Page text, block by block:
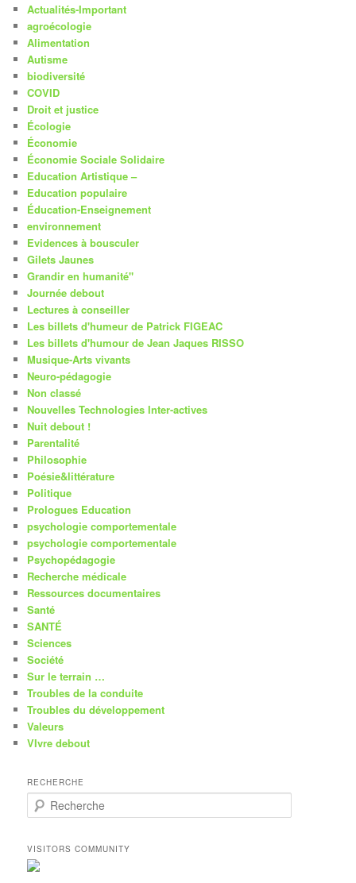
Actualités-Important
agroécologie
Alimentation
Autisme
biodiversité
COVID
Droit et justice
Écologie
Économie
Économie Sociale Solidaire
Education Artistique –
Education populaire
Éducation-Enseignement
environnement
Evidences à bousculer
Gilets Jaunes
Grandir en humanité"
Journée debout
Lectures à conseiller
Les billets d'humeur de Patrick FIGEAC
Les billets d'humour de Jean Jaques RISSO
Musique-Arts vivants
Neuro-pédagogie
Non classé
Nouvelles Technologies Inter-actives
Nuit debout !
Parentalité
Philosophie
Poésie&littérature
Politique
Prologues Education
psychologie comportementale
psychologie comportementale
Psychopédagogie
Recherche médicale
Ressources documentaires
Santé
SANTÉ
Sciences
Société
Sur le terrain …
Troubles de la conduite
Troubles du développement
Valeurs
VIvre debout
RECHERCHE
e
h
e
r
VISITORS COMMUNITY